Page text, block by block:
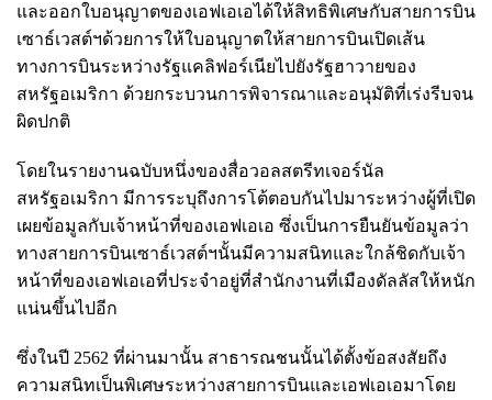
และออกใบอนุญาตของเอฟเอเอได้ให้สิทธิพิเศษกับสายการบิน
เซาธ์เวสต์ฯด้วยการให้ใบอนุญาตให้สายการบินเปิดเส้น
ทางการบินระหว่างรัฐแคลิฟอร์เนียไปยังรัฐฮาวายของ
สหรัฐอเมริกา ด้วยกระบวนการพิจารณาและอนุมัติที่เร่งรีบจน
ผิดปกติ
โดยในรายงานฉบับหนึ่งของสื่อวอลสตรีทเจอร์นัล
สหรัฐอเมริกา มีการระบุถึงการโต้ตอบกันไปมาระหว่างผู้ที่เปิด
เผยข้อมูลกับเจ้าหน้าที่ของเอฟเอเอ ซึ่งเป็นการยืนยันข้อมูลว่า
ทางสายการบินเซาธ์เวสต์ฯนั้นมีความสนิทและใกล้ชิดกับเจ้า
หน้าที่ของเอฟเอเอที่ประจำอยู่ที่สำนักงานที่เมืองดัลลัสให้หนัก
แน่นขึ้นไปอีก
ซึ่งในปี 2562 ที่ผ่านมานั้น สาธารณชนนั้นได้ตั้งข้อสงสัยถึง
ความสนิทเป็นพิเศษระหว่างสายการบินและเอฟเอเอมาโดย